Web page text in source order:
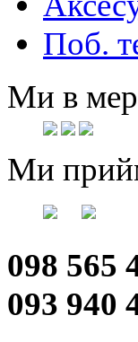
Поб.
Ми в
Ми
098 565
093 940